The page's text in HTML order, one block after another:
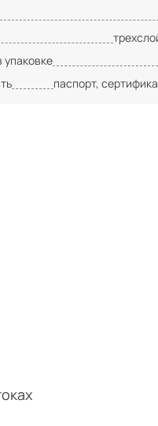
упаковке
паспорт,